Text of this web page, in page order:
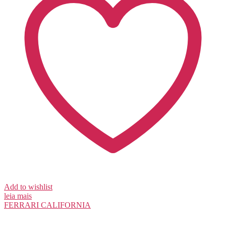
Add to wishlist
leia mais
FERRARI CALIFORNIA